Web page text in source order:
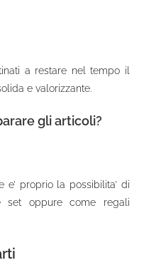
a restare nel tempo il
e valorizzante.
gli articoli?
proprio la possibilita’ di
set oppure come regali